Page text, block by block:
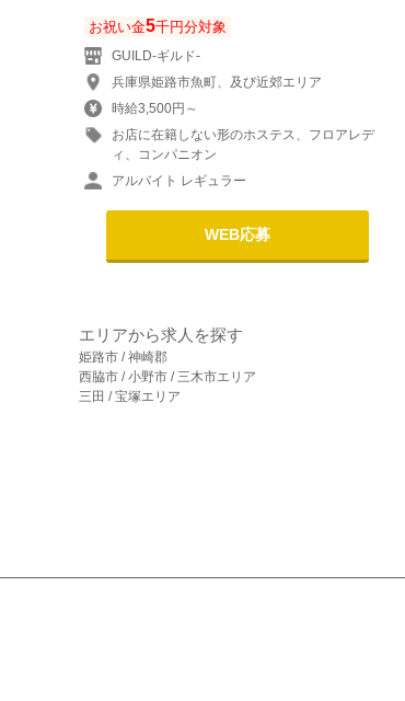
お祝い金5千円分対象
GUILD-ギルド‐
兵庫県姫路市魚町、及び近郊エリア
時給3,500円～
お店に在籍しない形のホステス、フロアレデ
ィ、コンパニオン
アルバイト レギュラー
WEB応募
エリアから求人を探す
姫路市 / 神崎郡
西脇市 / 小野市 / 三木市エリア
三田 / 宝塚エリア